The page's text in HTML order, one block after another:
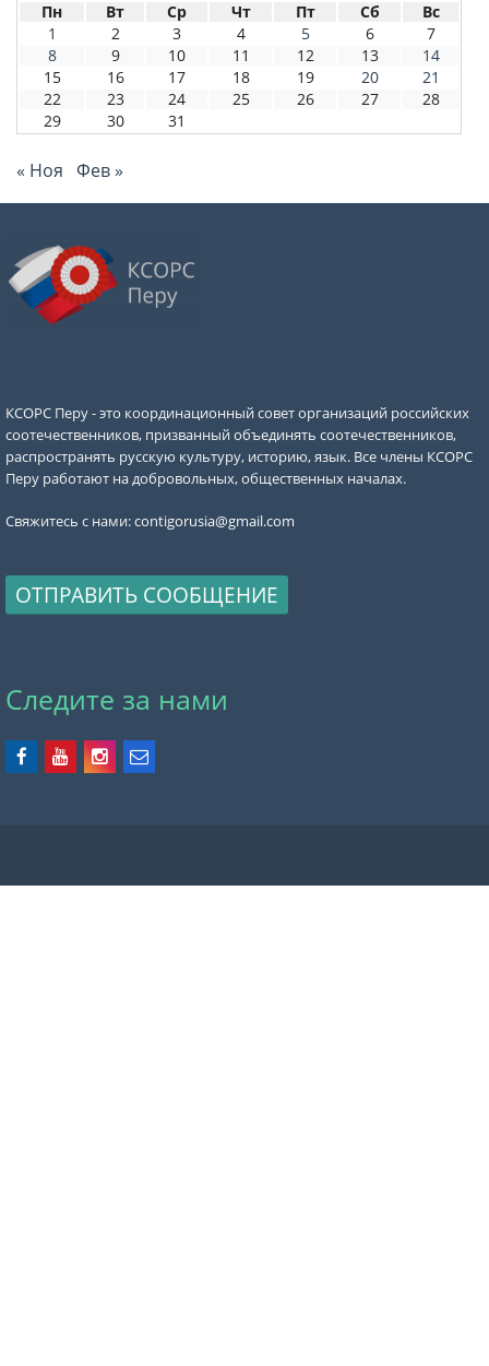
Пн Вт Ср Чт Пт Сб
Вс
1
2 3 4 5 6
7
8
9 10 11 12 13
14
15
16 17 18 19 20
21
22
23 24 25 26 27
28
29
30 31
« Ноя Фев »
КСОРС Перу - это координационный совет организаций российских
соотечественников, призванный объединять соотечественников,
распространять русскую культуру, историю, язык. Все члены КСОРС
Перу работают на добровольных, общественных началах.
Свяжитесь с нами:contigorusia@gmail.com
ОТПРАВИТЬ СООБЩЕНИЕ
Следите за нами